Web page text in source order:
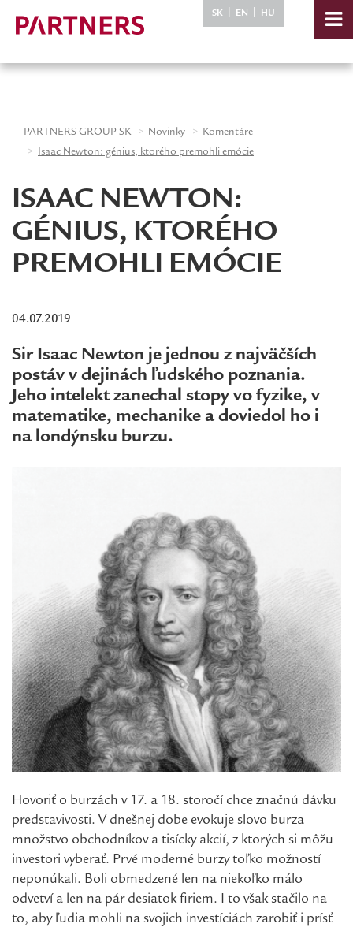
SK EN HU
PARTNERS GROUP SK Novinky
Komentáre
Isaac Newton: génius, ktorého premohli emócie
ISAAC NEWTON:
GÉNIUS, KTORÉHO
PREMOHLI EMÓCIE
04.07.2019
Sir Isaac Newton je jednou z najväčších
postáv v dejinách ľudského poznania.
Jeho intelekt zanechal stopy vo fyzike, v
matematike, mechanike a doviedol ho i
na londýnsku burzu.
Hovoriť o burzách v 17. a 18. storočí chce značnú dávku
predstavivosti. V dnešnej dobe evokuje slovo burza
množstvo obchodníkov a tisícky akcií, z ktorých si môžu
investori vyberať. Prvé moderné burzy toľko možností
neponúkali. Boli obmedzené len na niekoľko málo
odvetví a len na pár desiatok firiem. I to však stačilo na
to, aby ľudia mohli na svojich investíciách zarobiť i prísť